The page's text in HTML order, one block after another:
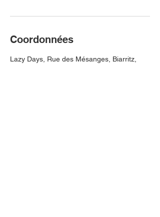
Coordonnées
Lazy Days, Rue des Mésanges, Biarritz,